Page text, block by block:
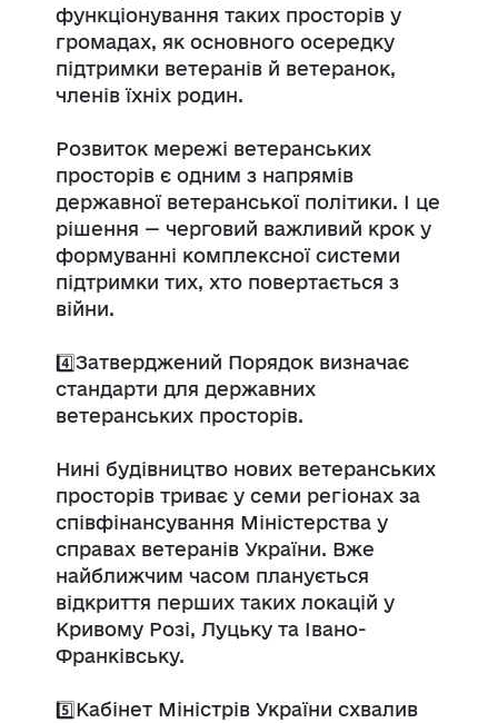
функціонування таких просторів у
громадах, як основного осередку
підтримки ветеранів й ветеранок,
членів їхніх родин.
Розвиток мережі ветеранських
просторів є одним з напрямів
державної ветеранської політики. І це
рішення — черговий важливий крок у
формуванні комплексної системи
підтримки тих, хто повертається з
війни.
4️⃣Затверджений Порядок визначає
стандарти для державних
ветеранських просторів.
Нині будівництво нових ветеранських
просторів триває у семи регіонах за
співфінансування Міністерства у
справах ветеранів України. Вже
найближчим часом планується
відкриття перших таких локацій у
Кривому Розі, Луцьку та Івано-
Франківську.
5️⃣Кабінет Міністрів України схвалив